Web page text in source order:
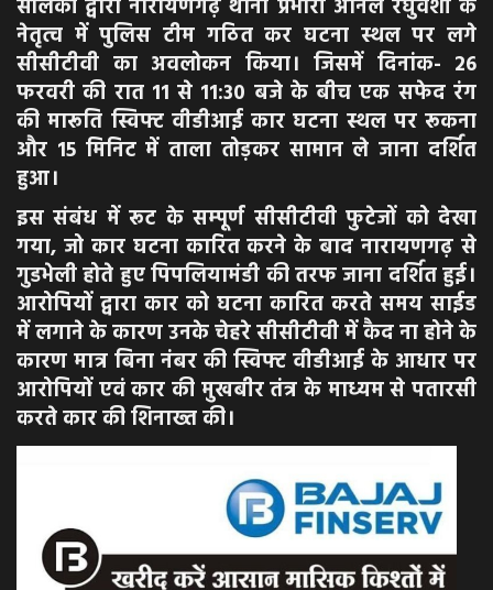
सोलंकी द्वारा नारायणगढ़ थाना प्रभारी अनिल रघुवंशी के
नेतृत्व में पुलिस टीम गठित कर घटना स्थल पर लगे
सीसीटीवी का अवलोकन किया। जिसमें दिनांक- 26
फरवरी की रात 11 से 11:30 बजे के बीच एक सफेद रंग
की मारूति स्विफ्ट वीडीआई कार घटना स्थल पर रूकना
और 15 मिनिट में ताला तोड़कर सामान ले जाना दर्शित
हुआ।
इस संबंध में रूट के सम्पूर्ण सीसीटीवी फुटेजों को देखा
गया, जो कार घटना कारित करने के बाद नारायणगढ़ से
गुडभेली होते हुए पिपलियामंडी की तरफ जाना दर्शित हुई।
आरोपियों द्वारा कार को घटना कारित करते समय साईड
में लगाने के कारण उनके चेहरे सीसीटीवी में कैद ना होने के
कारण मात्र बिना नंबर की स्विफ्ट वीडीआई के आधार पर
आरोपियों एवं कार की मुखबीर तंत्र के माध्यम से पतारसी
करते कार की शिनाख्त की।